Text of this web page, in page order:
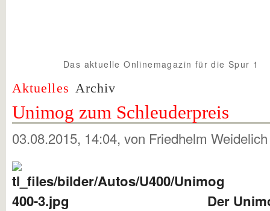
Aktuelles Archiv
Das aktuelle Onlinemagazin für die Spur 1
Spur1info.com
Unimog zum Schleuderpreis
03.08.2015, 14:04, von Friedhelm
Der